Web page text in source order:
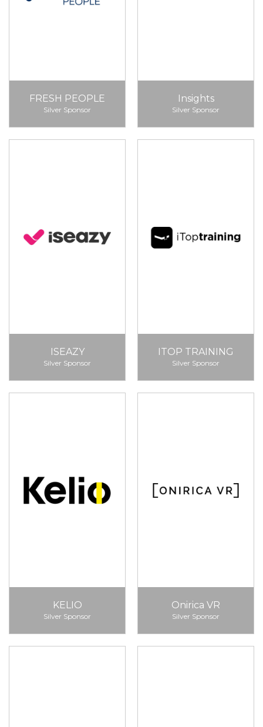
FRESH PEOPLE
Silver Sponsor
Insights
Silver Sponsor
ISEAZY
Silver Sponsor
ITOP TRAINING
Silver Sponsor
KELIO
Silver Sponsor
Onirica VR
Silver Sponsor